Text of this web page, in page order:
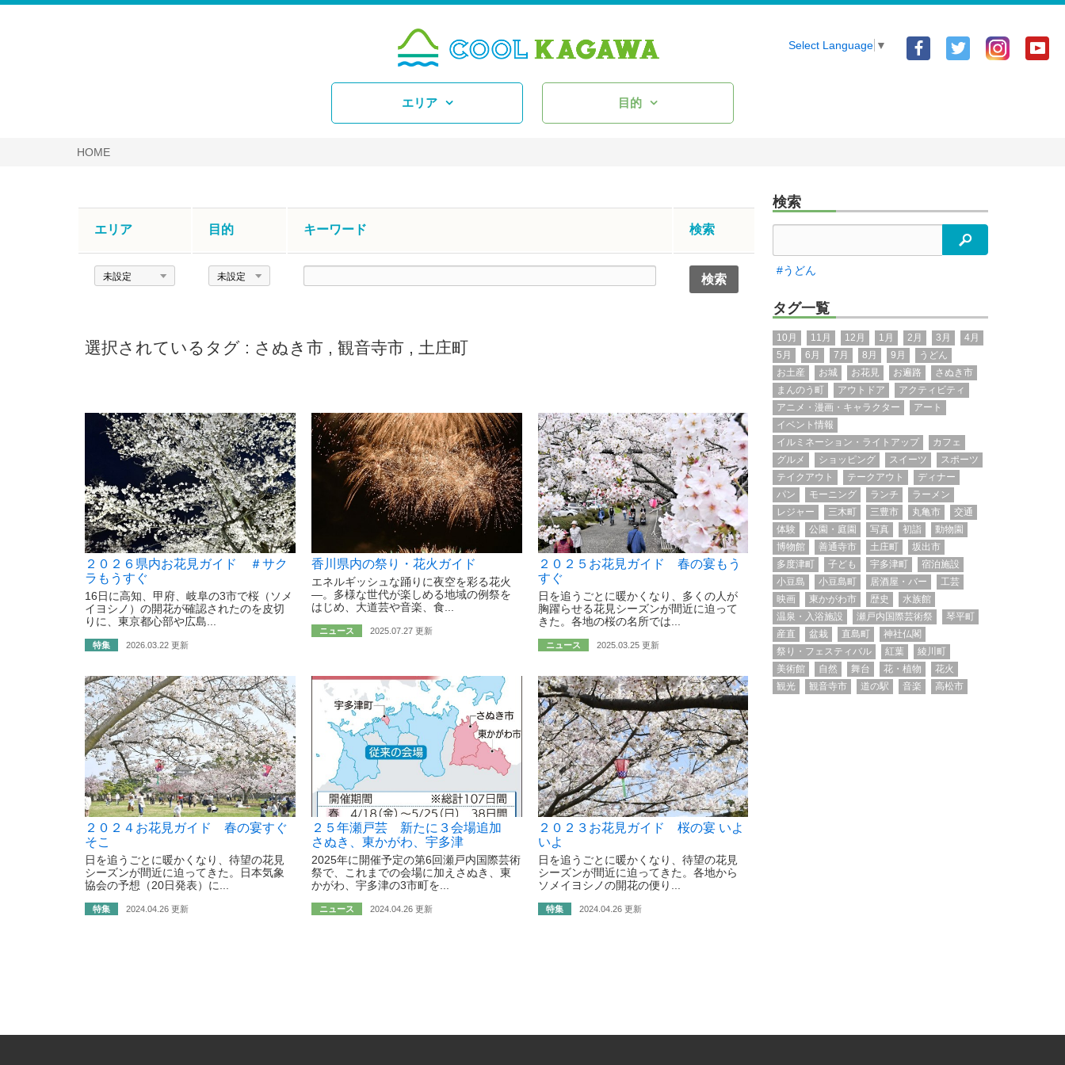
Facebook
Twitter
Select Language ▼
エリア 目的
HOME
エリア 目的 キーワード 検索
エ
目
ド
選択されているタグ : さぬき市 , 観音寺市 , 土庄町
２０２６県内お花見ガイド ＃サク
ラもうすぐ
16日に高知、甲府、岐阜の3市で桜（ソメ
イヨシノ）の開花が確認されたのを皮切
りに、東京都心部や広島...
特集 2026.03.22 更新
香川県内の祭り・花火ガイド
エネルギッシュな踊りに夜空を彩る花火
―。多様な世代が楽しめる地域の例祭を
はじめ、大道芸や音楽、食...
ニュース 2025.07.27 更新
２０２５お花見ガイド 春の宴もう
すぐ
日を追うごとに暖かくなり、多くの人が
胸躍らせる花見シーズンが間近に迫って
きた。各地の桜の名所では...
ニュース 2025.03.25 更新
２０２４お花見ガイド 春の宴すぐ
そこ
日を追うごとに暖かくなり、待望の花見
シーズンが間近に迫ってきた。日本気象
協会の予想（20日発表）に...
特集 2024.04.26 更新
２５年瀬戸芸 新たに３会場追加
さぬき、東かがわ、宇多津
2025年に開催予定の第6回瀬戸内国際芸術
祭で、これまでの会場に加えさぬき、東
かがわ、宇多津の3市町を...
ニュース 2024.04.26 更新
２０２３お花見ガイド 桜の宴 いよ
いよ
日を追うごとに暖かくなり、待望の花見
シーズンが間近に迫ってきた。各地から
ソメイヨシノの開花の便り...
特集 2024.04.26 更新
検索
検索
#うどん
タグ一覧
10月 11月 12月 1月 2月 3月
4月
5月
6月 7月 8月 9月
うどん
お土産
お城 お花見 お遍路
さぬき市
まんのう町
アウトドア
アクティビティ
アニメ・漫画・キャラクター
アート
イベント情報
イルミネーション・ライトアップ
カフェ
グルメ
ショッピング スイーツ
スポーツ
テイクアウト
テークアウト
ディナー
パン
モーニング ランチ
ラーメン
レジャー
三木町 三豊市 丸亀市
交通
体験
公園・庭園 写真 初詣
動物園
博物館
善通寺市 土庄町
坂出市
多度津町
子ども 宇多津町
宿泊施設
小豆島
小豆島町 居酒屋・バー
工芸
映画
東かがわ市 歴史
水族館
温泉・入浴施設
瀬戸内国際芸術祭
琴平町
産直
盆栽 直島町
神社仏閣
祭り・フェスティバル
紅葉
綾川町
美術館
自然 舞台 花・植物
花火
観光
観音寺市 道の駅 音楽 高松市